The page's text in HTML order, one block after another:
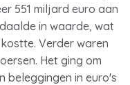
551 miljard euro aan
in waarde, wat
Verder waren
Het ging om
beleggingen in euro's